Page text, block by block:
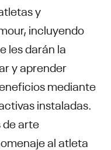
y
incluyendo
les darán la
y aprender
mediante
instaladas.
de arte
al atleta